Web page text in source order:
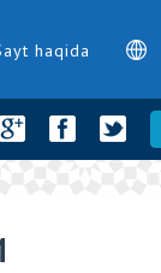
haqida